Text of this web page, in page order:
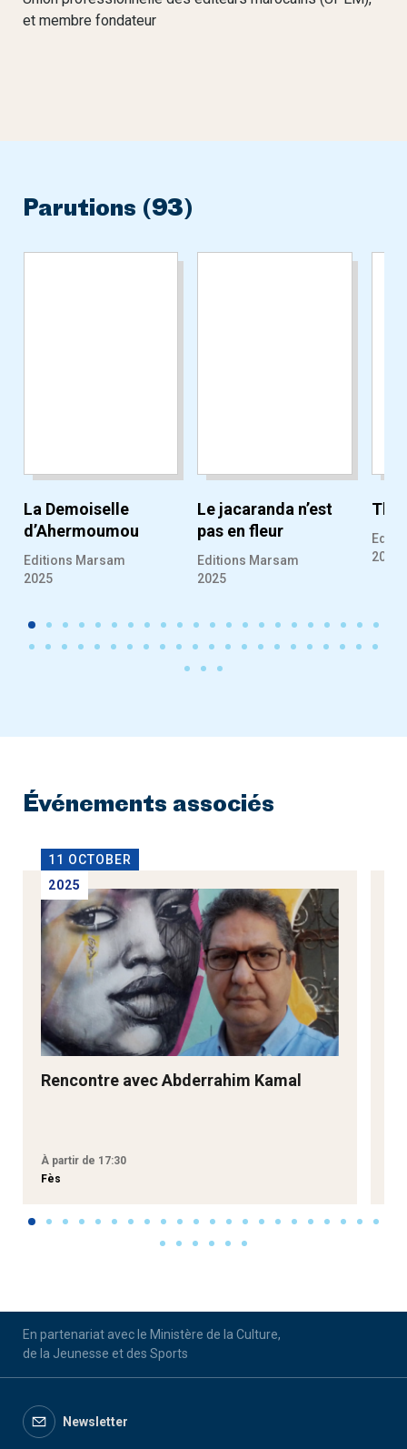
et membre fondateur
Parutions (93)
La Demoiselle
d’Ahermoumou
Editions Marsam
2025
Le jacaranda n’est
pas en fleur
Editions Marsam
2025
2025
Événements associés
11 OCTOBER
2025
Rencontre avec Abderrahim Kamal
À partir de 17:30
Fès
En partenariat avec le Ministère de la Culture,
de la Jeunesse et des Sports
Newsletter